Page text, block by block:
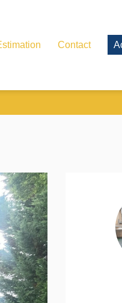
Contact